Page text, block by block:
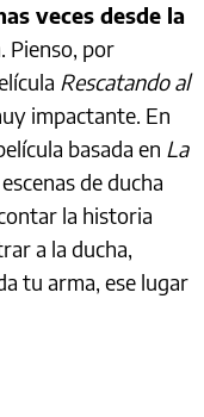
veces desde la
. Pienso, por
Rescatando al
impactante. En
basada en La
de ducha
la historia
a la ducha,
tu arma, ese lugar